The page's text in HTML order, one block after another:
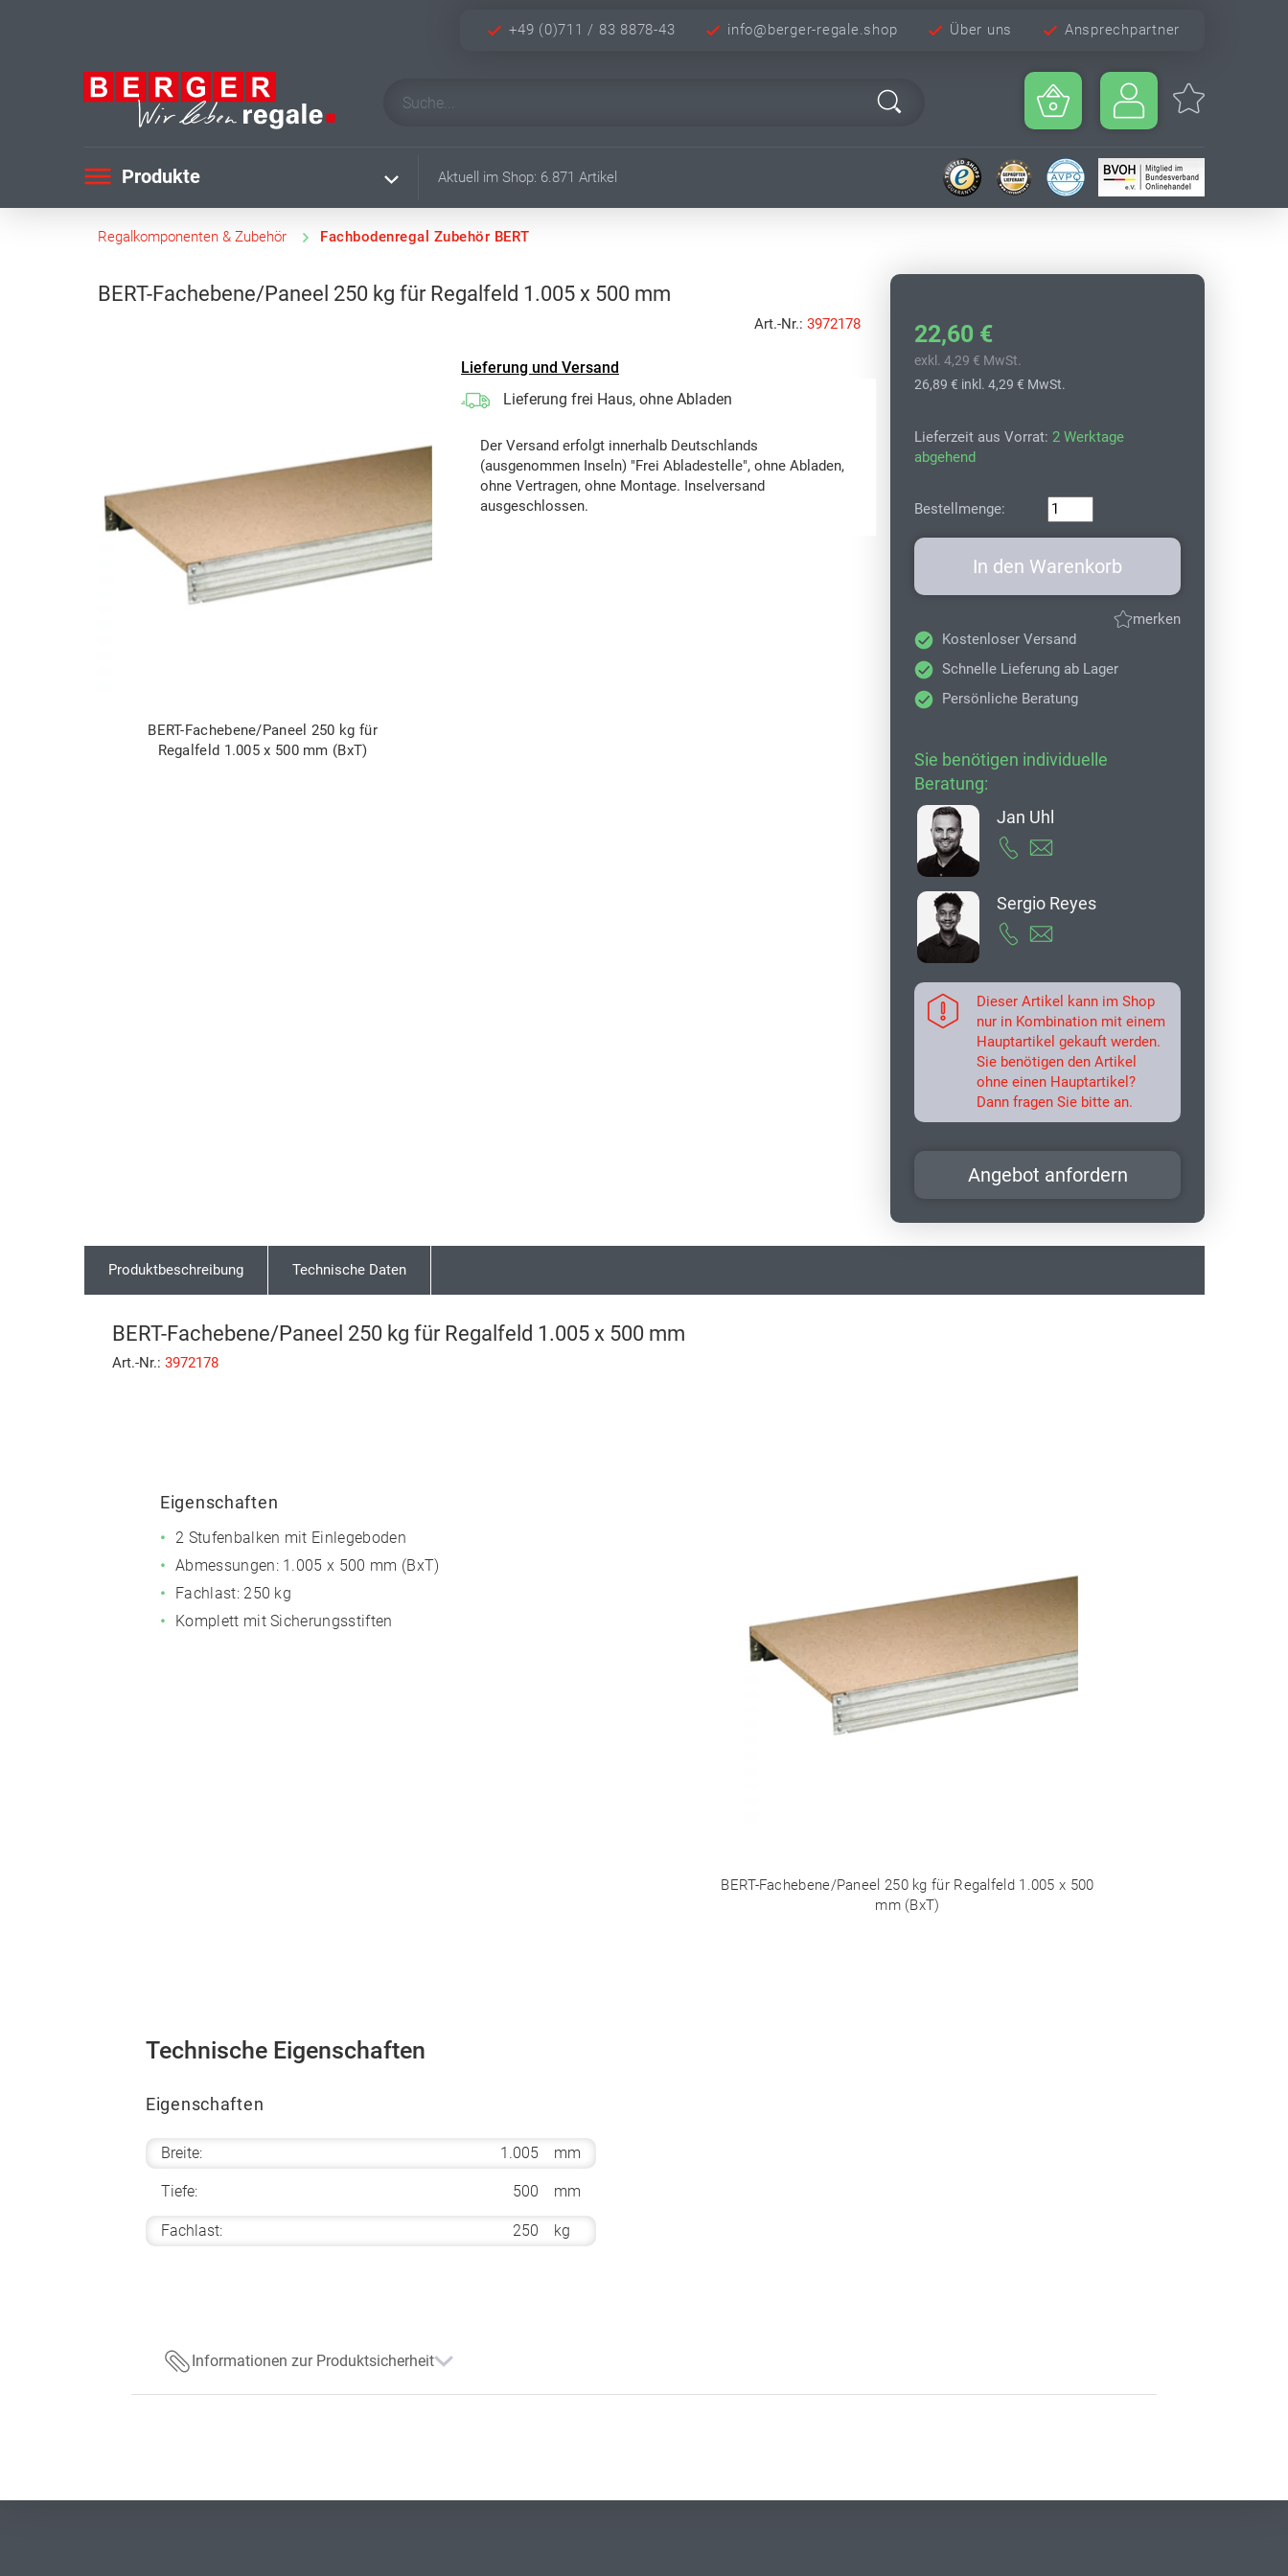
+49 (0)711 / 83 8878-43 info@berger-regale.shop Über uns Ansprechpartner
Produkte Aktuell im Shop: 6.871 Artikel
Regalkomponenten & Zubehör Fachbodenregal Zubehör BERT
BERT-Fachebene/Paneel 250 kg für Regalfeld 1.005 x 500 mm
Art.-Nr.:3972178
BERT-Fachebene/Paneel 250 kg für
Regalfeld 1.005 x 500 mm (BxT)
Lieferung und Versand
Lieferung frei Haus, ohne Abladen
Der Versand erfolgt innerhalb Deutschlands
(ausgenommen Inseln) "Frei Abladestelle", ohne Abladen,
ohne Vertragen, ohne Montage. Inselversand
ausgeschlossen.
22,60 €
exkl. 4,29 € MwSt.
26,89 € inkl. 4,29 € MwSt.
Lieferzeit aus Vorrat: 2 Werktage
abgehend
Bestellmenge:
In den Warenkorb
merken
Kostenloser Versand
Schnelle Lieferung ab Lager
Persönliche Beratung
Sie benötigen individuelle
Beratung:
Jan Uhl
Sergio Reyes
Dieser Artikel kann im Shop
nur in Kombination mit einem
Hauptartikel gekauft werden.
Sie benötigen den Artikel
ohne einen Hauptartikel?
Dann fragen Sie bitte an.
Angebot anfordern
Produktbeschreibung Technische Daten
BERT-Fachebene/Paneel 250 kg für Regalfeld 1.005 x 500 mm
Art.-Nr.: 3972178
Eigenschaften
2 Stufenbalken mit Einlegeboden
Abmessungen: 1.005 x 500 mm (BxT)
Fachlast: 250 kg
Komplett mit Sicherungsstiften
BERT-Fachebene/Paneel 250 kg für Regalfeld 1.005 x 500
mm (BxT)
Technische Eigenschaften
Eigenschaften
Breite: 1.005 mm
Tiefe: 500 mm
Fachlast: 250 kg
Informationen zur Produktsicherheit